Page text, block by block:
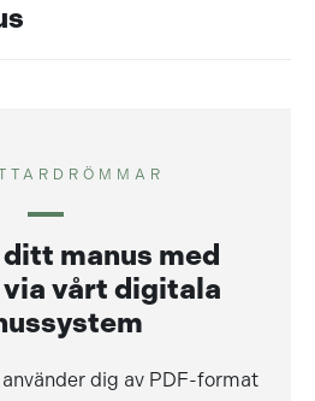
manus med
vårt digitala
dig av PDF-format